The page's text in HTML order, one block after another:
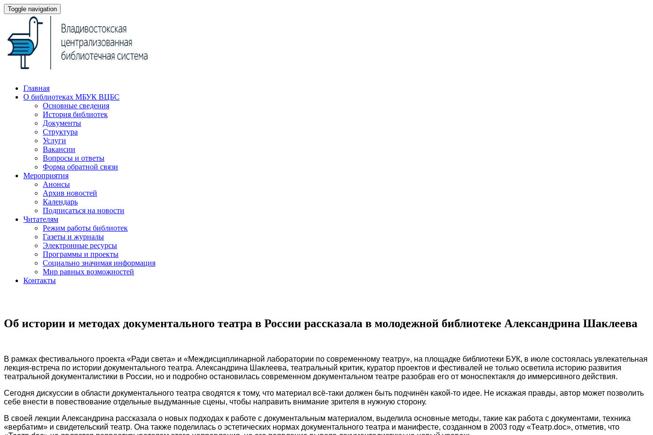
Toggle navigation
Главная
О библиотеках МБУК ВЦБС
Основные сведения
История библиотек
Документы
Структура
Услуги
Вакансии
Вопросы и ответы
Форма обратной связи
Мероприятия
Анонсы
Архив новостей
Календарь
Подписаться на новости
Читателям
Режим работы библиотек
Газеты и журналы
Электронные ресурсы
Программы и проекты
Социально значимая информация
Мир равных возможностей
Контакты
Об истории и методах документального театра в России рассказала в молодежной библиотеке Александрина Шаклеева
В рамках фестивального проекта «Ради света» и «Междисциплинарной лаборатории по современному театру», на площадке библиотеки БУК, в июле состоялась увлекательная
лекция-встреча по истории документального театра. Александрина Шаклеева, театральный критик, куратор проектов и фестивалей не только осветила историю развития
театральной документалистики в России, но и подробно остановилась современном документальном театре разобрав его от моноспектакля до иммерсивного действия.
Сегодня дискуссии в области документального театра сводятся к тому, что материал всё-таки должен быть подчинён какой-то идее. Не искажая правды, автор может позволить
себе внести в повествование отдельные выдуманные сцены, чтобы направить внимание зрителя в нужную сторону.
В своей лекции Александрина рассказала о новых подходах к работе с документальным материалом, выделила основные методы, такие как работа с документами, техника
«вербатим» и свидетельский театр. Она также поделилась о эстетических нормах документального театра и манифесте, созданном в 2003 году «Театр.doc», отметив, что